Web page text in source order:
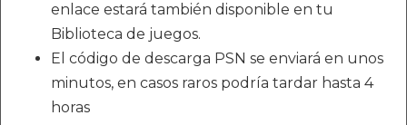
enlace estará también disponible en tu
Biblioteca de juegos.
El código de descarga PSN se enviará en unos
minutos, en casos raros podría tardar hasta 4
horas